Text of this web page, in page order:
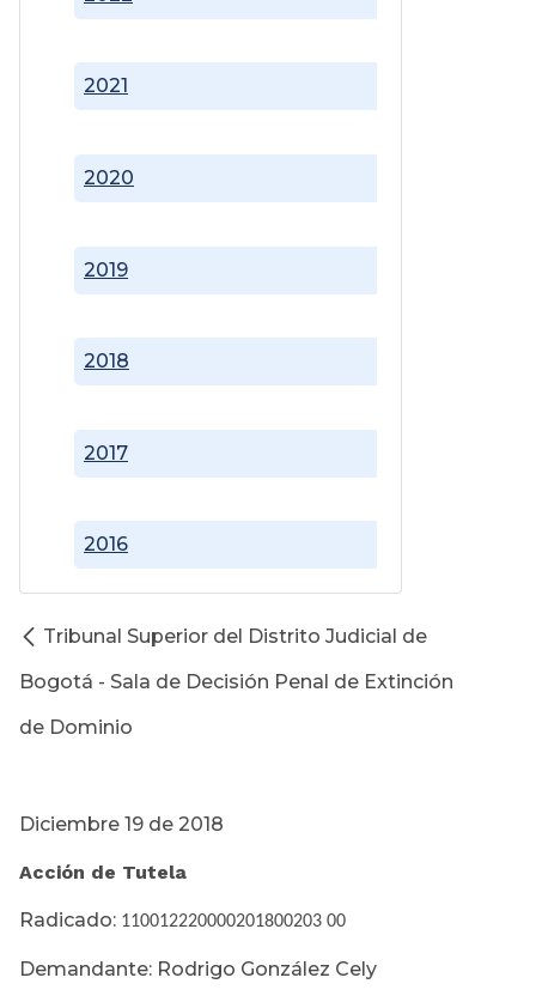
2016
2017
2018
2019
2020
2021
Tribunal Superior del Distrito Judicial de
Bogotá - Sala de Decisión Penal de Extinción
de Dominio
Diciembre 19 de 2018
Acción de Tutela
Radicado: 110012220000201800203 00
Demandante: Rodrigo González Cely